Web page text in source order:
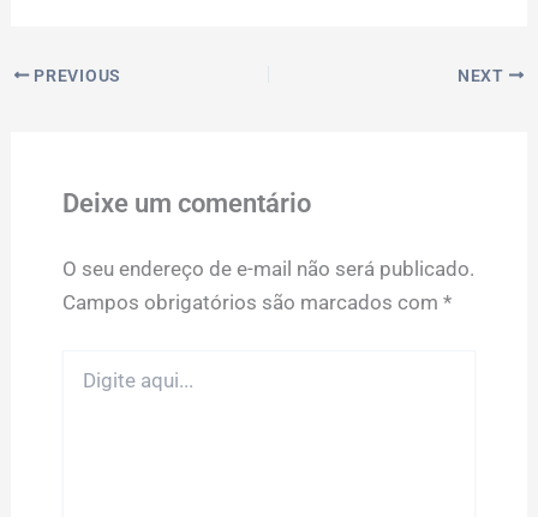
PREVIOUS NEXT
Deixe um comentário
O seu endereço de e-mail não será publicado.
Campos obrigatórios são marcados com *
aqui...